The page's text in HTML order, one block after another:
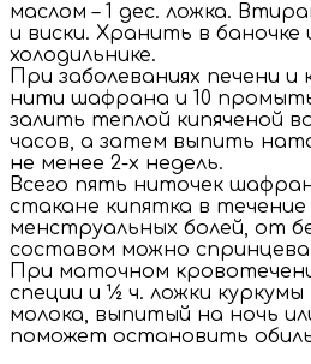
маслом – 1 дес. ложка.
и виски. Хранить в баночке
холодильнике.
При заболеваниях печени и
нити шафрана и 10
залить теплой кипяченой
часов, а затем выпить
не менее 2-х недель.
Всего пять ниточек
стакане кипятка в
менструальных болей, от
составом можно
При маточном
специи и ½ ч. ложки куркумы
молока, выпитый на ночь
поможет остановить